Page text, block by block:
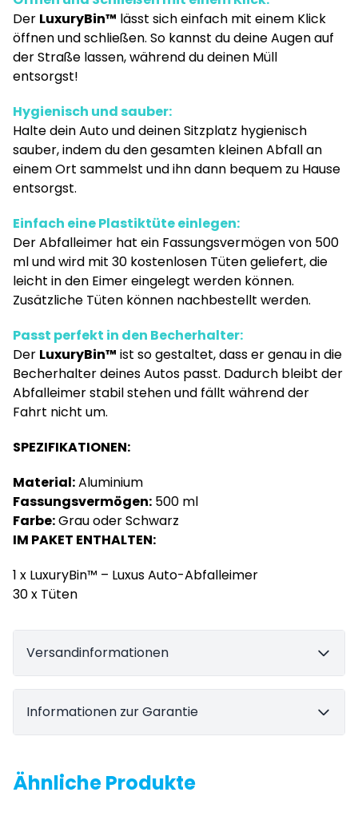
Der LuxuryBin™ lässt sich einfach mit einem Klick
öffnen und schließen. So kannst du deine Augen auf
der Straße lassen, während du deinen Müll
entsorgst!
Hygienisch und sauber:
Halte dein Auto und deinen Sitzplatz hygienisch
sauber, indem du den gesamten kleinen Abfall an
einem Ort sammelst und ihn dann bequem zu Hause
entsorgst.
Einfach eine Plastiktüte einlegen:
Der Abfalleimer hat ein Fassungsvermögen von 500
ml und wird mit 30 kostenlosen Tüten geliefert, die
leicht in den Eimer eingelegt werden können.
Zusätzliche Tüten können nachbestellt werden.
Passt perfekt in den Becherhalter:
Der LuxuryBin™ ist so gestaltet, dass er genau in die
Becherhalter deines Autos passt. Dadurch bleibt der
Abfalleimer stabil stehen und fällt während der
Fahrt nicht um.
SPEZIFIKATIONEN:
Material:Aluminium
Fassungsvermögen: 500 ml
Farbe:Grau oder Schwarz
IM PAKET ENTHALTEN:
1 x LuxuryBin™ – Luxus Auto-Abfalleimer
30 x Tüten
Versandinformationen
Informationen zur Garantie
Ähnliche Produkte